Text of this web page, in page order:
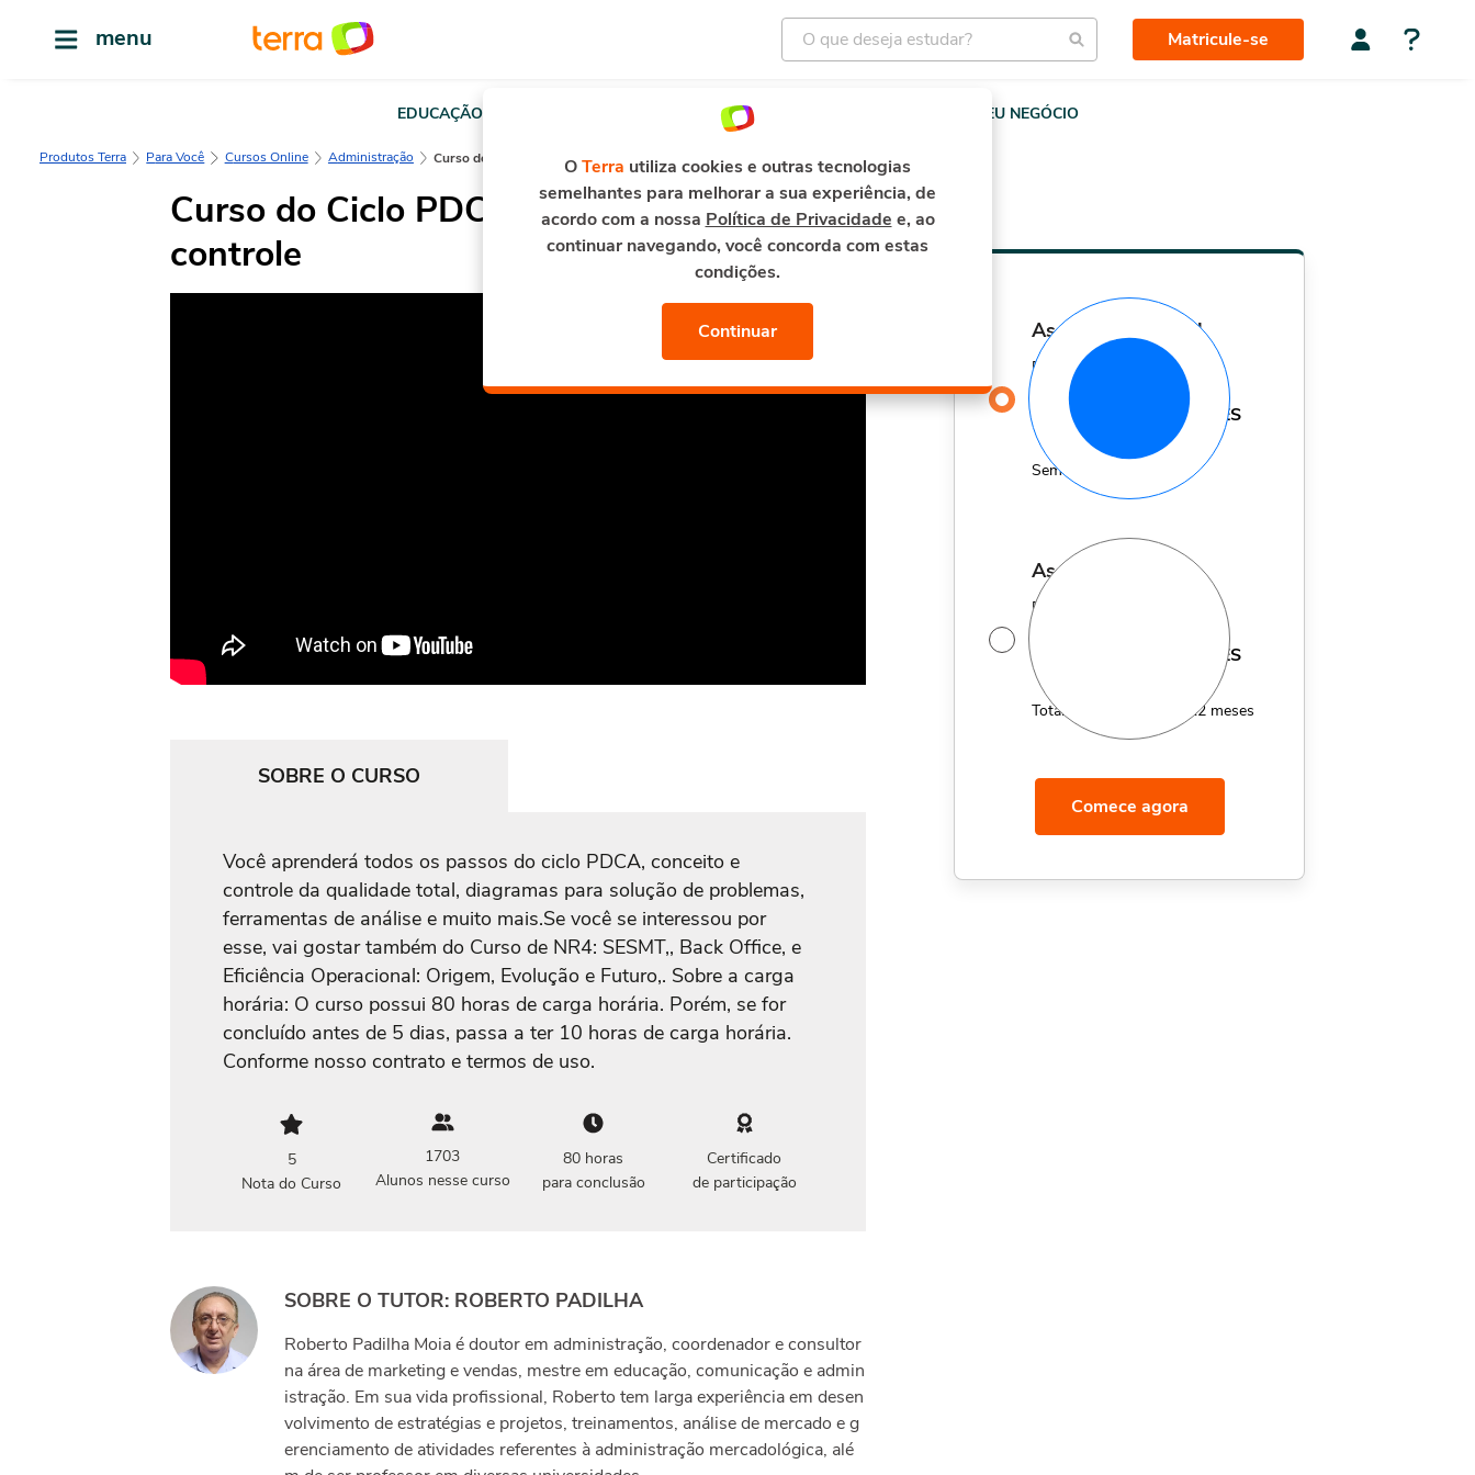
menu Matricule-se
EDUCAÇÃO E-MAIL E SEGURANÇA TERRA MEU NEGÓCIO
Produtos Terra Para Você Cursos Online Administração Curso do Ciclo PDCA: planejamento e controle
Curso do Ciclo PDCA: planejamento e
controle
SOBRE O CURSO
Você aprenderá todos os passos do ciclo PDCA, conceito e
controle da qualidade total, diagramas para solução de problemas,
ferramentas de análise e muito mais.Se você se interessou por
esse, vai gostar também do Curso de NR4: SESMT,, Back Office, e
Eficiência Operacional: Origem, Evolução e Futuro,. Sobre a carga
horária: O curso possui 80 horas de carga horária. Porém, se for
concluído antes de 5 dias, passa a ter 10 horas de carga horária.
Conforme nosso contrato e termos de uso.
5
Nota do Curso
1703
Alunos nesse curso
80 horas
para conclusão
Certificado
de participação
SOBRE O TUTOR: ROBERTO PADILHA
Roberto Padilha Moia é doutor em administração, coordenador e consultor
na área de marketing e vendas, mestre em educação, comunicação e admin
istração. Em sua vida profissional, Roberto tem larga experiência em desen
volvimento de estratégias e projetos, treinamentos, análise de mercado e g
erenciamento de atividades referentes à administração mercadológica, alé
assinatura mensal
Por apenas
R$ 29,90 MÊS
Sem fidelidade
assinatura anual
Por apenas 12x de
R$ MÊS
Total de R$179,40 por 12 meses
Comece agora
OTerra utiliza cookies e outras tecnologias
semelhantes para melhorar a sua experiência, de
acordo com a nossa Política de Privacidade e, ao
continuar navegando, você concorda com estas
condições.
Continuar